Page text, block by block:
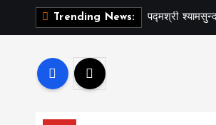
Trending News: पद्मश्री